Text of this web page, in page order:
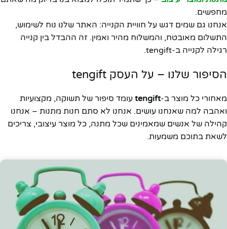
מחפשים.
אנחנו גם שמים דגש על חוויית הקנייה: האתר שלנו נוח לשימוש,
התשלום מאובטח, והמשלוח מהיר ואמין. זה ההבדל בין קנייה
רגילה לקנייה ב-tengift.
הסיפור שלנו – על העסק tengift
מאחורי כל מוצר ב-tengift עומד סיפור של תשוקה, מקצועיות
ואהבה למה שאנחנו עושים. אנחנו לא סתם חנות מתנות – אנחנו
קהילה של אנשים שמאמינים שכל מתנה, כל מוצר עיצובי, צריכים
לשאת בתוכם משמעות.